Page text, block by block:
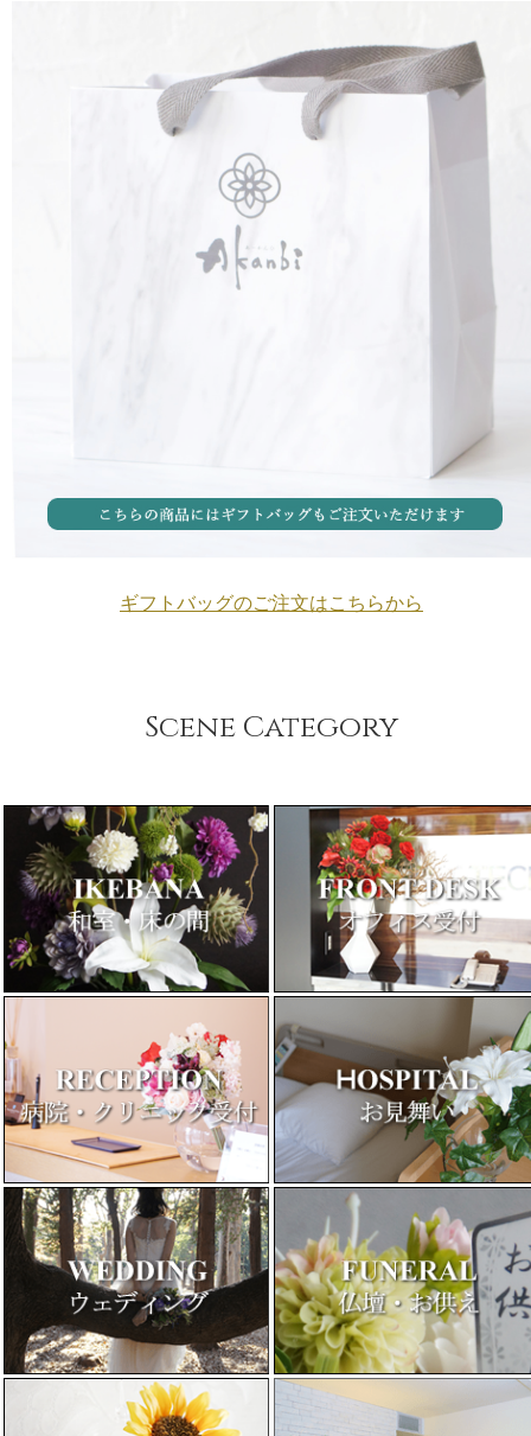
ギフトバッグのご注文はこちらから
Scene Category